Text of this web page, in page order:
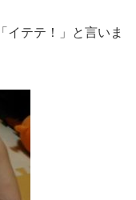
イテテ！」と言いま